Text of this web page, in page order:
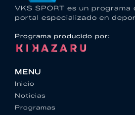
VKS SPORT es un programa
portal especializado en
Programa producido por:
MENU
Inicio
Noticias
Programas